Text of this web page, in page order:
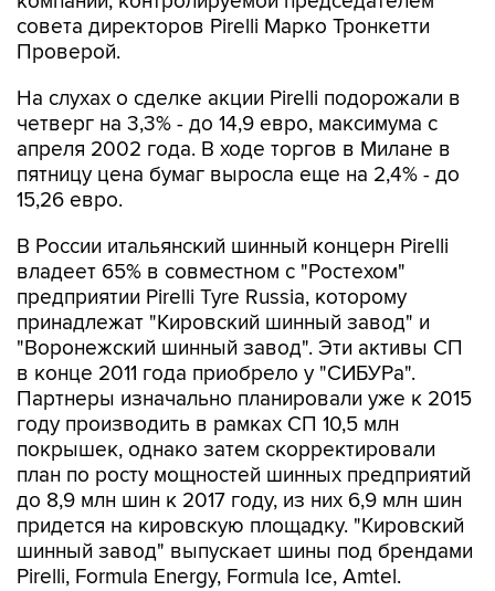
совета директоров Pirelli Марко Тронкетти
Проверой.
На слухах о сделке акции Pirelli подорожали в
четверг на 3,3% - до 14,9 евро, максимума с
апреля 2002 года. В ходе торгов в Милане в
пятницу цена бумаг выросла еще на 2,4% - до
15,26 евро.
В России итальянский шинный концерн Pirelli
владеет 65% в совместном с "Ростехом"
предприятии Pirelli Tyre Russia, которому
принадлежат "Кировский шинный завод" и
"Воронежский шинный завод". Эти активы СП
в конце 2011 года приобрело у "СИБУРа".
Партнеры изначально планировали уже к 2015
году производить в рамках СП 10,5 млн
покрышек, однако затем скорректировали
план по росту мощностей шинных предприятий
до 8,9 млн шин к 2017 году, из них 6,9 млн шин
придется на кировскую площадку. "Кировский
шинный завод" выпускает шины под брендами
Pirelli, Formula Energy, Formula Ice, Amtel.